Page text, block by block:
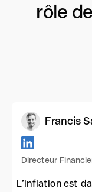
rôle
Francis
Directeur
L’inflation est